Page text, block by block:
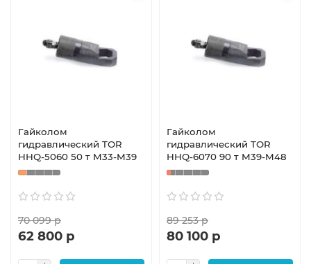
Гайколом
гидравлический TOR
HHQ-5060 50 т M33-M39
70 099 р
62 800 р
Гайколом
гидравлический TOR
HHQ-6070 90 т M39-M48
89 253 р
80 100 р